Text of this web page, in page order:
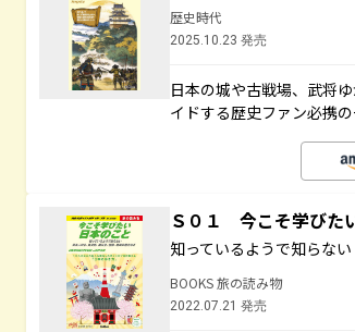
歴史時代
2025.10.23 発売
日本の城や古戦場、武将
イドする歴史ファン必携の
Ｓ０１ 今こそ学びた
知っているようで知らな
BOOKS 旅の読み物
2022.07.21 発売